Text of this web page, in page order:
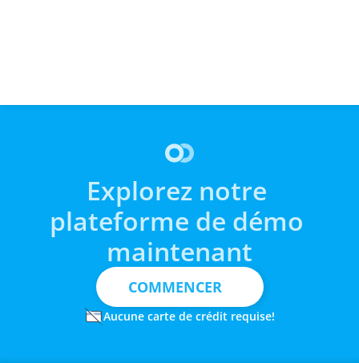
Explorez notre
plateforme de démo
maintenant
COMMENCER
Aucune carte de crédit requise!